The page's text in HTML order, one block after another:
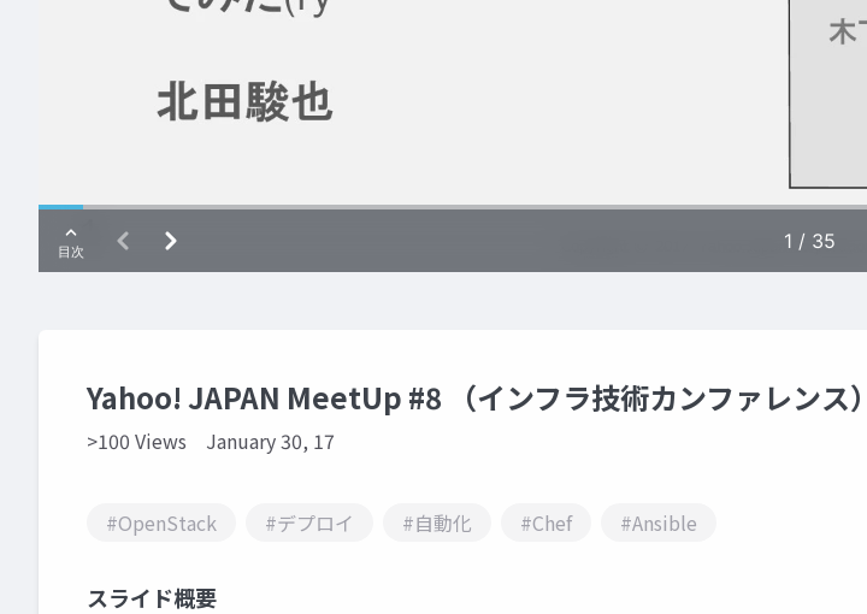
Yahoo! JAPAN MeetUp #8 （インフラ技術カンファレン
>100 Views January 30, 17
#OpenStack #デプロイ #自動化 #Chef #Ansible
スライド概要